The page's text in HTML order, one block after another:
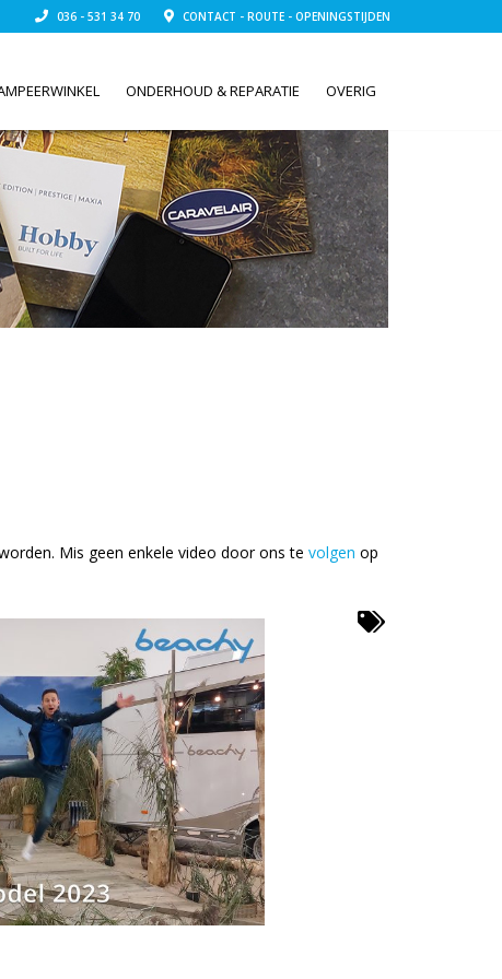
036 - 531 34 70 CONTACT - ROUTE - OPENINGSTIJDEN
ONDERHOUD & REPARATIE OVERIG
Mis geen enkele video door ons te volgen op